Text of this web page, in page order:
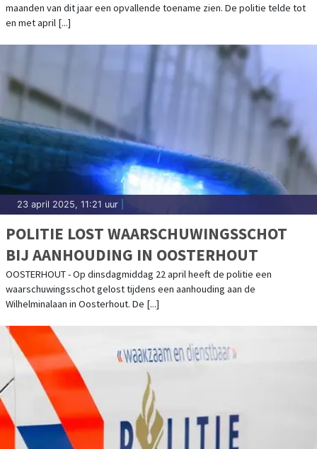
maanden van dit jaar een opvallende toename zien. De politie telde tot
en met april [...]
23 april 2025, 11:21 uur
POLITIE LOST WAARSCHUWINGSSCHOT
BIJ AANHOUDING IN OOSTERHOUT
OOSTERHOUT - Op dinsdagmiddag 22 april heeft de politie een
waarschuwingsschot gelost tijdens een aanhouding aan de
Wilhelminalaan in Oosterhout. De [...]